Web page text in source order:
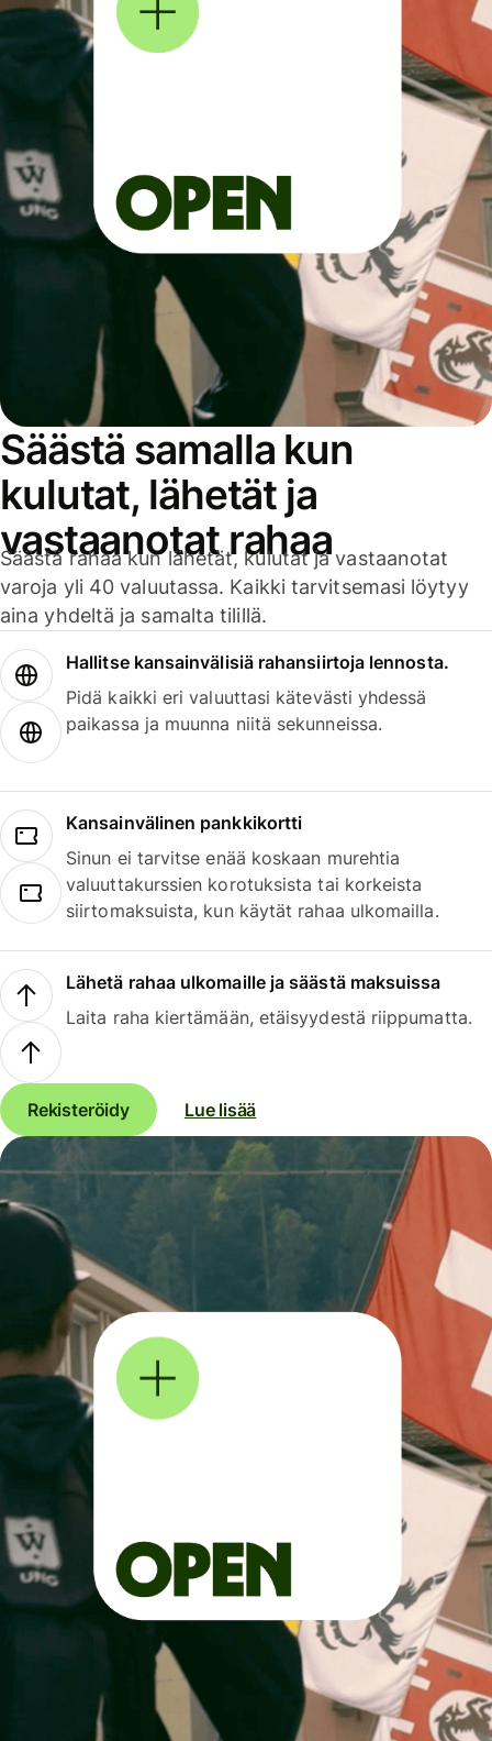
Säästä samalla kun
kulutat, lähetät ja
vastaanotat rahaa
Säästä rahaa kun lähetät, kulutat ja vastaanotat
varoja yli 40 valuutassa. Kaikki tarvitsemasi löytyy
aina yhdeltä ja samalta tilillä.
Hallitse kansainvälisiä rahansiirtoja lennosta.
Pidä kaikki eri valuuttasi kätevästi yhdessä
paikassa ja muunna niitä sekunneissa.
Kansainvälinen pankkikortti
Sinun ei tarvitse enää koskaan murehtia
valuuttakurssien korotuksista tai korkeista
siirtomaksuista, kun käytät rahaa ulkomailla.
Lähetä rahaa ulkomaille ja säästä maksuissa
Laita raha kiertämään, etäisyydestä riippumatta.
Rekisteröidy Lue lisää